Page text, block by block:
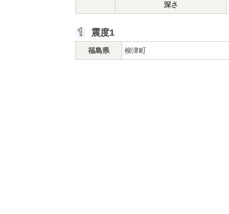
深さ
震度1
福島県 柳津町